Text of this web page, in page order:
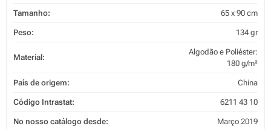
Tamanho: 65 x 90 cm
Peso: 134 gr
Material:
Algodão e Poliéster:
180 g/m²
País de origem: China
Código Intrastat: 6211 43 10
No nosso catálogo desde: Março 2019